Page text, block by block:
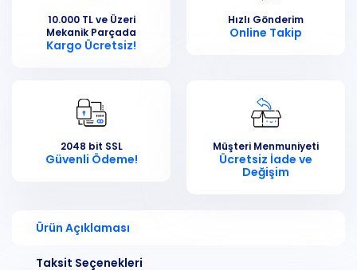
10.000 TL ve Üzeri
Mekanik Parçada
Kargo Ücretsiz!
Hızlı Gönderim
Online Takip
2048 bit SSL
Güvenli Ödeme!
Müşteri Menmuniyeti
Ücretsiz İade ve
Değişim
Ürün Açıklaması
Taksit Seçenekleri